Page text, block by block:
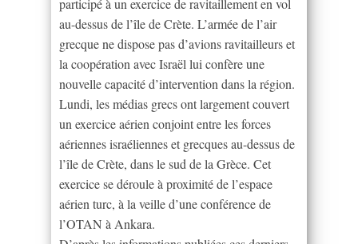
participé à un exercice de ravitaillement en vol
au-dessus de l’île de Crète. L’armée de l’air
grecque ne dispose pas d’avions ravitailleurs et
la coopération avec Israël lui confère une
nouvelle capacité d’intervention dans la région.
Lundi, les médias grecs ont largement couvert
un exercice aérien conjoint entre les forces
aériennes israéliennes et grecques au-dessus de
l’île de Crète, dans le sud de la Grèce. Cet
exercice se déroule à proximité de l’espace
aérien turc, à la veille d’une conférence de
l’OTAN à Ankara.